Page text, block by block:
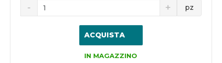
pz
ACQUISTA
IN MAGAZZINO